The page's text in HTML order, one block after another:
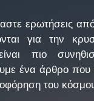
ερωτήσεις
για την
είναι πιο
ένα άρθρο
του